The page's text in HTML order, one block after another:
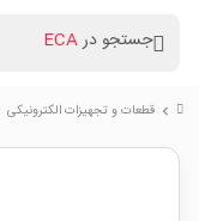
جستجو درECA
chevron_right قطعات و تجهیزات الکترونیکی